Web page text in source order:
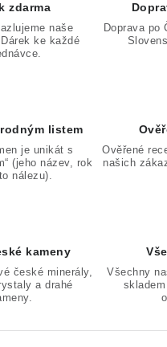
zdarma
naše
ke každé
Doprava po
listem
je unikát s
(jeho název, rok
nálezu).
Ověřené
našich
kameny
české minerály,
a drahé
Všechny